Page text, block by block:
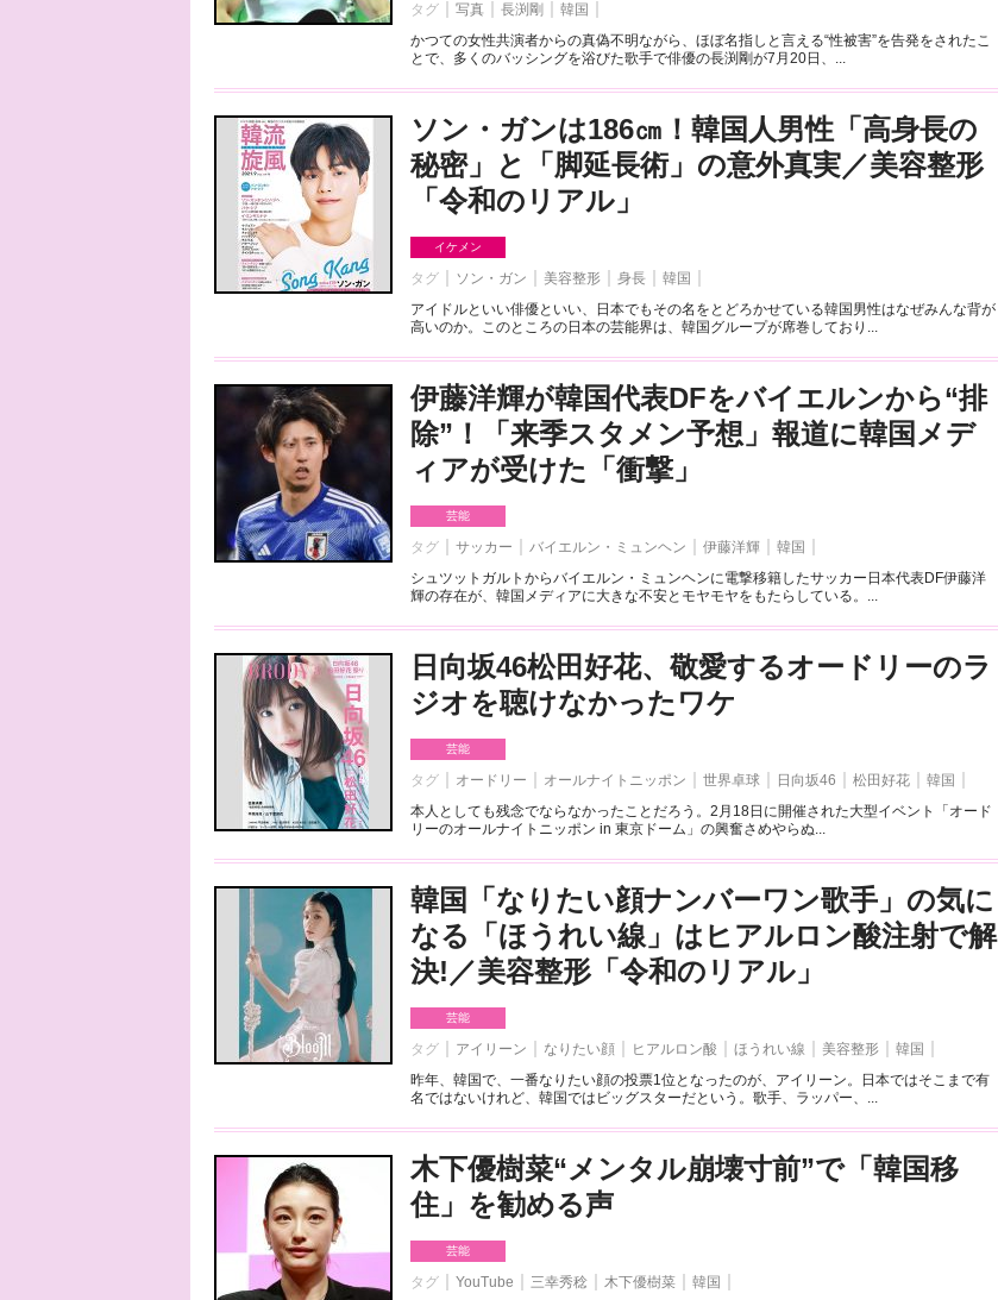
タグ 写真 長渕剛
韓国
かつての女性共演者からの真偽不明ながら、ほぼ名指しと言える“性被害”を告発をされたこ
とで、多くのバッシングを浴びた歌手で俳優の長渕剛が7月20日、...
ソン・ガンは186㎝！韓国人男性「高身長の
秘密」と「脚延長術」の意外真実／美容整形
「令和のリアル」
イケメン
タグ ソン・ガン 美容整形 身長
韓国
アイドルといい俳優といい、日本でもその名をとどろかせている韓国男性はなぜみんな背が
高いのか。このところの日本の芸能界は、韓国グループが席巻しており...
伊藤洋輝が韓国代表DFをバイエルンから“排
除”！「来季スタメン予想」報道に韓国メデ
ィアが受けた「衝撃」
芸能
タグ サッカー バイエルン・ミュンヘン 伊藤洋輝
韓国
シュツットガルトからバイエルン・ミュンヘンに電撃移籍したサッカー日本代表DF伊藤洋
輝の存在が、韓国メディアに大きな不安とモヤモヤをもたらしている。...
日向坂46松田好花、敬愛するオードリーのラ
ジオを聴けなかったワケ
芸能
タグ オードリー オールナイトニッポン 世界卓球 日向坂46 松田好花
韓国
本人としても残念でならなかったことだろう。2月18日に開催された大型イベント「オード
リーのオールナイトニッポン in 東京ドーム」の興奮さめやらぬ...
韓国「なりたい顔ナンバーワン歌手」の気に
なる「ほうれい線」はヒアルロン酸注射で解
決!／美容整形「令和のリアル」
芸能
タグ アイリーン なりたい顔 ヒアルロン酸 ほうれい線 美容整形
韓国
昨年、韓国で、一番なりたい顔の投票1位となったのが、アイリーン。日本ではそこまで有
名ではないけれど、韓国ではビッグスターだという。歌手、ラッパー、...
木下優樹菜“メンタル崩壊寸前”で「韓国移
住」を勧める声
芸能
タグ YouTube 三幸秀稔 木下優樹菜 韓国